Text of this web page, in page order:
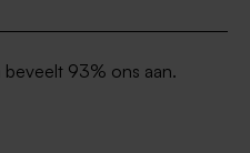
93% ons aan.